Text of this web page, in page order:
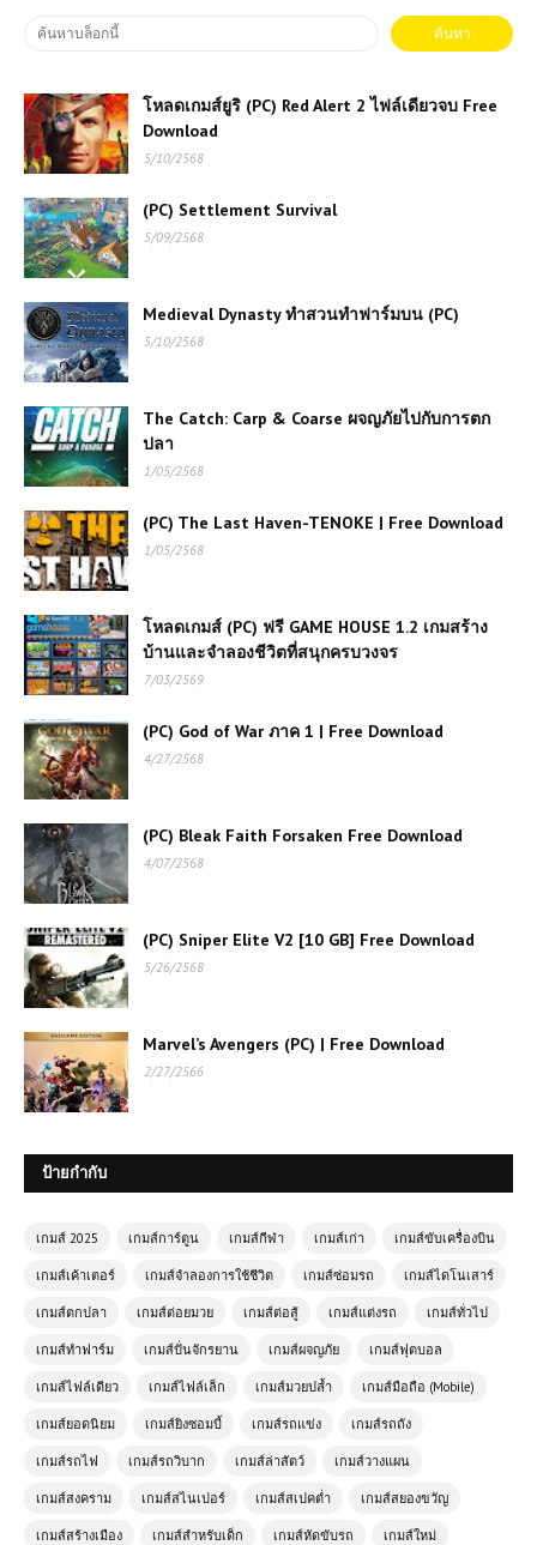
โหลดเกมส์ยูริ (PC) Red Alert 2 ไฟล์เดียวจบ Free
Download
5/10/2568
(PC) Settlement Survival
5/09/2568
Medieval Dynasty ทำสวนทำฟาร์มบน (PC)
5/10/2568
The Catch: Carp & Coarse ผจญภัยไปกับการตก
ปลา
1/05/2568
(PC) The Last Haven-TENOKE | Free Download
1/05/2568
โหลดเกมส์ (PC) ฟรี GAME HOUSE 1.2 เกมสร้าง
บ้านและจำลองชีวิตที่สนุกครบวงจร
7/03/2569
(PC) God of War ภาค 1 | Free Download
4/27/2568
(PC) Bleak Faith Forsaken Free Download
4/07/2568
(PC) Sniper Elite V2 [10 GB] Free Download
5/26/2568
Marvel’s Avengers (PC) | Free Download
2/27/2566
ป้ายกำกับ
เกมส์ 2025 เกมส์การ์ตูน เกมส์กีฬา เกมส์เก่า เกมส์ขับเครื่องบิน
เกมส์เค้าเตอร์ เกมส์จำลองการใช้ชีวิต เกมส์ซ่อมรถ เกมส์ไดโนเสาร์
เกมส์ตกปลา เกมส์ต่อยมวย เกมส์ต่อสู้ เกมส์แต่งรถ เกมส์ทั่วไป
เกมส์ทำฟาร์ม เกมส์ปั่นจักรยาน เกมส์ผจญภัย เกมส์ฟุตบอล
เกมส์ไฟล์เดียว เกมส์ไฟล์เล็ก เกมส์มวยปล้ำ เกมส์มือถือ (Mobile)
เกมส์ยอดนิยม เกมส์ยิงซอมบี้ เกมส์รถแข่ง เกมส์รถถัง
เกมส์รถไฟ เกมส์รถวิบาก เกมส์ล่าสัตว์ เกมส์วางแผน
เกมส์สงคราม เกมส์สไนเปอร์ เกมส์สเปคต่ำ เกมส์สยองขวัญ
เกมส์สร้างเมือง เกมส์สำหรับเด็ก เกมส์หัดขับรถ เกมส์ใหม่
เกมออนไลน์ฟรี Tank Arena การต่อสู้
สุดดุเดือดในสนามรบ
โหลดเกมส์ Project CARS 2 | เกมส์
แนวรถแข่งยอดนิยม